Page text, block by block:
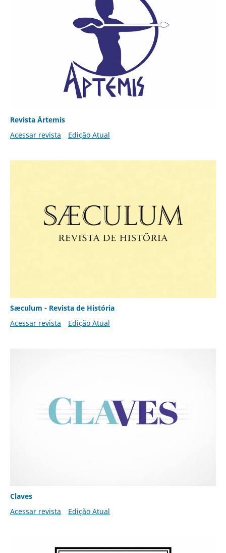
Revista Ártemis
Acessar revista
Edição Atual
Sæculum - Revista de História
Acessar revista
Edição Atual
Claves
Acessar revista
Edição Atual